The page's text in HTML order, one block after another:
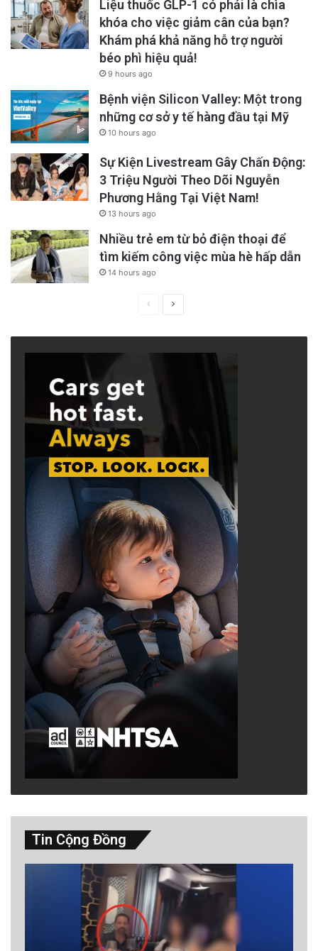
Liệu thuốc GLP-1 có phải là chìa
khóa cho việc giảm cân của bạn?
Khám phá khả năng hỗ trợ người
béo phì hiệu quả!
9 hours ago
Bệnh viện Silicon Valley: Một trong
những cơ sở y tế hàng đầu tại Mỹ
10 hours ago
Sự Kiện Livestream Gây Chấn Động:
3 Triệu Người Theo Dõi Nguyễn
Phương Hằng Tại Việt Nam!
13 hours ago
Nhiều trẻ em từ bỏ điện thoại để
tìm kiếm công việc mùa hè hấp dẫn
14 hours ago
PreviousNext
Tin Cộng Đồng